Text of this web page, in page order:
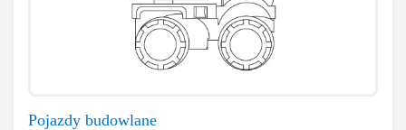
Pojazdy budowlane